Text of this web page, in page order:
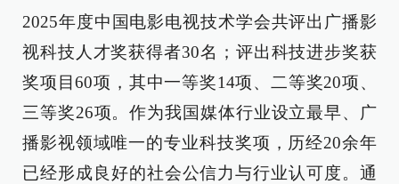
2025年度中国电影电视技术学会共评出广播影
视科技人才奖获得者30名；评出科技进步奖获
奖项目60项，其中一等奖14项、二等奖20项、
三等奖26项。作为我国媒体行业设立最早、广
播影视领域唯一的专业科技奖项，历经20余年
已经形成良好的社会公信力与行业认可度。通